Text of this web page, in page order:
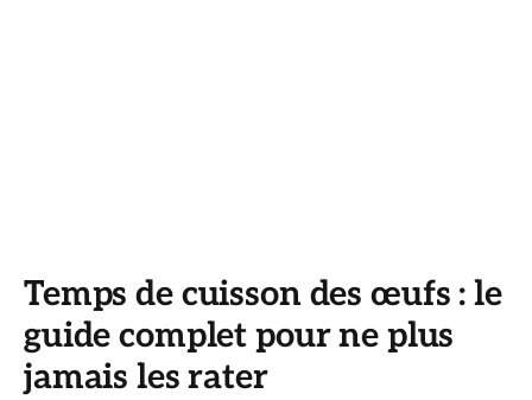
Temps de cuisson des œufs : le
guide complet pour ne plus
jamais les rater